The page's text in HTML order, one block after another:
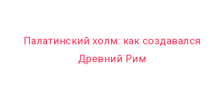
Палатинский холм: как создавался
Древний Рим